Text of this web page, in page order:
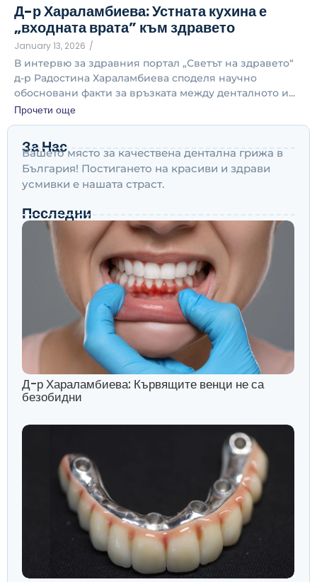
Д-р Хараламбиева: Устната кухина е
„входната врата” към здравето
January 13, 2026 /
В интервю за здравния портал „Светът на здравето“
д-р Радостина Хараламбиева споделя научно
обосновани факти за връзката между денталното и...
Прочети още
За Нас
Вашето място за качествена дентална грижа в
България! Постигането на красиви и здрави
усмивки е нашата страст.
Последни
Д-р Хараламбиева: Кървящите венци не са
безобидни